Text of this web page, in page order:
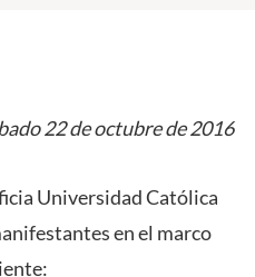
22 de octubre de 2016
Universidad Católica
en el marco